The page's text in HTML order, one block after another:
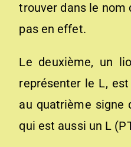
trouver dans le nom
pas en effet.
Le deuxième, un
représenter le L,
au quatrième signe
qui est aussi un L